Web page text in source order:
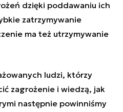
dzięki poddawaniu ich
zatrzymywanie
ma też utrzymywanie
ludzi, którzy
zagrożenie i wiedzą, jak
następnie powinniśmy